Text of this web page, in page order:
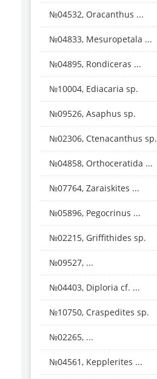
№04532, Oracanthus ...
№04833, Mesuropetala ...
№04895, Rondiceras ...
№10004, Ediacaria sp.
№09526, Asaphus sp.
№02306, Ctenacanthus sp.
№04858, Orthoceratida ...
№07764, Zaraiskites ...
№05896, Pegocrinus ...
№02215, Griffithides sp.
№09527, ...
№04403, Diploria cf. ...
№10750, Craspedites sp.
№02265, ...
№04561, Kepplerites ...